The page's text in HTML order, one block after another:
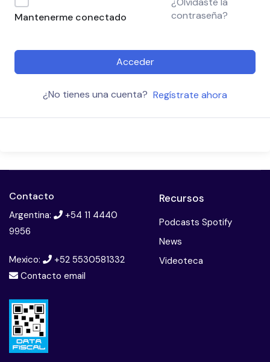
Mantenerme conectado
contraseña?
Acceder
¿No tienes una cuenta? Regístrate ahora
Contacto
Argentina:
+54 11 4440
9956
Mexico:
+52 5530581332
Contacto email
Recursos
Podcasts Spotify
News
Videoteca